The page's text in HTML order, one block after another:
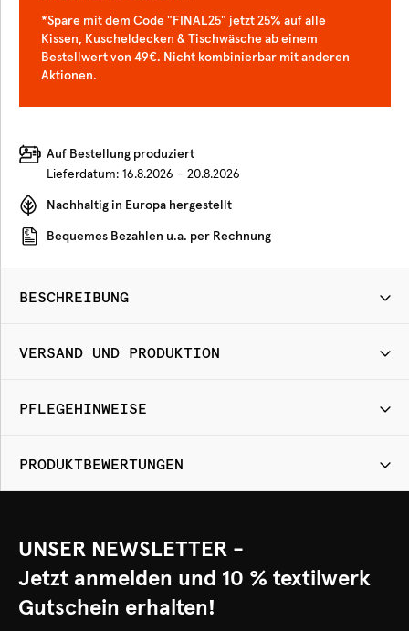
*Spare mit dem Code "FINAL25" jetzt 25% auf alle
Kissen, Kuscheldecken & Tischwäsche ab einem
Bestellwert von 49€. Nicht kombinierbar mit anderen
Aktionen.
Auf Bestellung produziert
Lieferdatum: 16.8.2026 - 20.8.2026
Nachhaltig in Europa hergestellt
Bequemes Bezahlen u.a. per Rechnung
BESCHREIBUNG
VERSAND UND PRODUKTION
PFLEGEHINWEISE
PRODUKTBEWERTUNGEN
UNSER NEWSLETTER -
Jetzt anmelden und 10 % textilwerk
Gutschein erhalten!